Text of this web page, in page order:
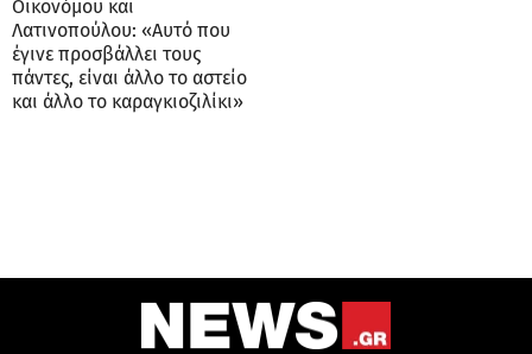
Οικονόμου και
Λατινοπούλου: «Αυτό που
έγινε προσβάλλει τους
πάντες, είναι άλλο το αστείο
και άλλο το καραγκιοζιλίκι»